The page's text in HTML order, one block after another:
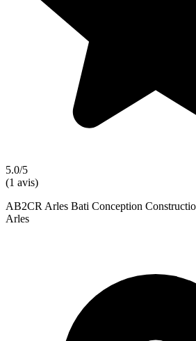
5.0/5
(1 avis)
AB2CR Arles Bati Conception
Arles